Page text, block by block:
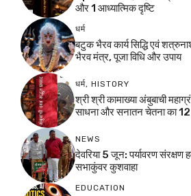
और 1 आध्यात्मिक दृष्टि
धर्म
बटुक भैरव कार्य सिद्धि एवं
भैरव मंत्र, पूजा विधि और उपाय
धर्म, HISTORY
श्री श्री कामाख्या अंबुबाची
साधना और सनातन चेतना का 12
NEWS
देवरिया 5 जून: पर्यावरण संरक्षण
सभाकुंवर कुशवाहा
EDUCATION